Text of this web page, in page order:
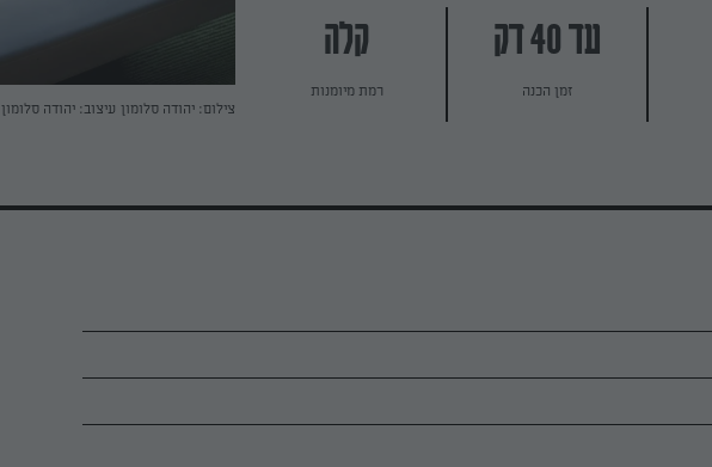
עד 40 דק
זמן הכנה
קלה
רמת מיומנות
צילום: יהודה סלומון עיצוב: יהודה סלומון